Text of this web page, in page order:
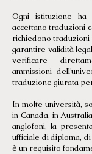
Ogni istituzione
accettano traduzioni
richiedono
garantire validità
verificare
ammissioni
traduzione giurata
In molte università,
in Canada, in
anglofoni, la
ufficiale di diploma,
è un requisito